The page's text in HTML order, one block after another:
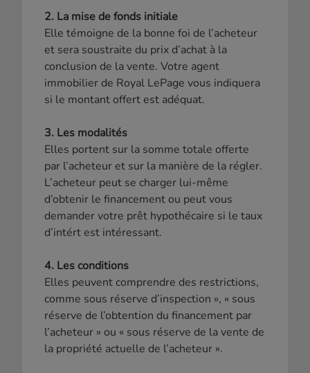
2. La mise de fonds initiale
Elle témoigne de la bonne foi de l’acheteur
et sera soustraite du prix d’achat à la
conclusion de la vente. Votre agent
immobilier de Royal LePage vous indiquera
si le montant offert est adéquat.
3. Les modalités
Elles portent sur la somme totale offerte
par l’acheteur et sur la manière de la régler.
L’acheteur peut se charger lui-même
d’obtenir le financement ou peut vous
demander votre prêt hypothécaire si le taux
d’intért est intéressant.
4. Les conditions
Elles peuvent comprendre des restrictions,
comme sous réserve d’inspection », « sous
réserve de l’obtention du financement par
l’acheteur » ou « sous réserve de la vente de
la propriété actuelle de l’acheteur ».